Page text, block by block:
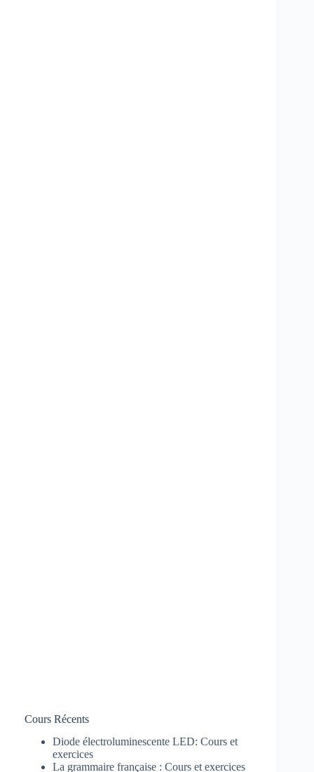
Cours Récents
Diode électroluminescente LED: Cours et
exercices
La grammaire française : Cours et exercices